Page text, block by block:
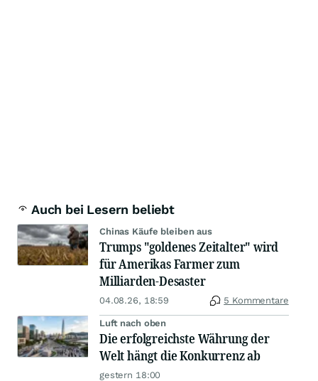
Auch bei Lesern beliebt
Chinas Käufe bleiben aus
Trumps "goldenes Zeitalter" wird
für Amerikas Farmer zum
Milliarden-Desaster
04.08.26, 18:59 5 Kommentare
Luft nach oben
Die erfolgreichste Währung der
Welt hängt die Konkurrenz ab
gestern 18:00